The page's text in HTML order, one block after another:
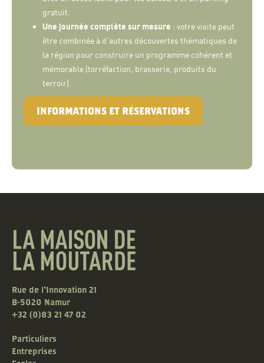
gratuit.
Une journée complète sur mesure : votre visite peut
être combinée à d'autres découvertes thématiques de
la région pour construire un programme cohérent et
mémorable (torréfaction, brasserie, produits du
terroir).
INFORMATIONS ET RÉSERVATIONS
Rue de l'Innovation 21
B-5020 Namur
+32 (0)83 21 47 02
Particuliers
Entreprises